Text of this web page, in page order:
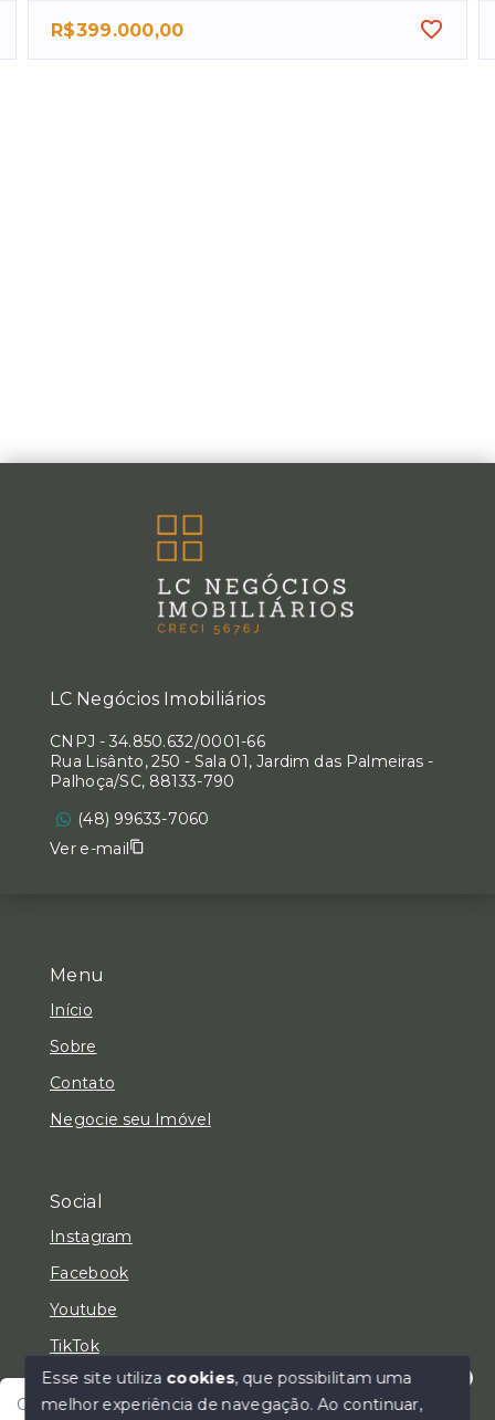
R$399.000,00
Olá! Fale com um de nossos corretores e encontre
Menu
Início
Sobre
Contato
Negocie seu Imóvel
Social
Instagram
Facebook
Youtube
TikTok
LC Negócios Imobiliários
CNPJ - 34.850.632/0001-66
Rua Lisânto, 250 - Sala 01, Jardim das Palmeiras -
Palhoça/SC, 88133-790
(48) 99633-7060
Ver e-mail
Esse site utiliza cookies, que possibilitam uma
melhor experiência de navegação.Ao continuar,